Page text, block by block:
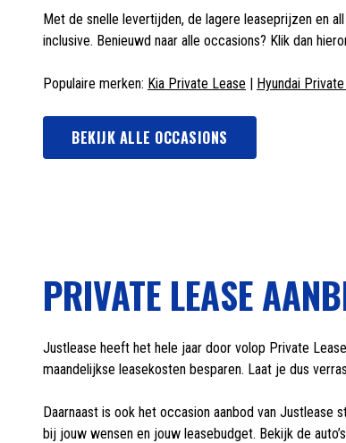
Met de snelle levertijden, de lagere leaseprijzen en
inclusive. Benieuwd naar alle occasions? Klik dan
Populaire merken: Kia Private Lease | Hyundai
BEKIJK ALLE OCCASIONS
PRIVATE LEASE
Justlease heeft het hele jaar door volop Private
maandelijkse leasekosten besparen. Laat je dus
Daarnaast is ook het occasion aanbod van
bij jouw wensen en jouw leasebudget. Bekijk de